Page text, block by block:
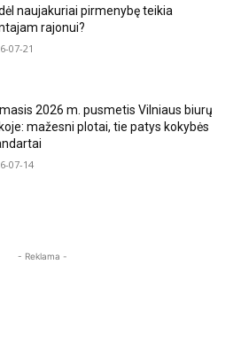
naujakuriai pirmenybę teikia
rajonui?
07-21
2026 m. pusmetis Vilniaus biurų
mažesni plotai, tie patys kokybės
07-14
- Reklama -